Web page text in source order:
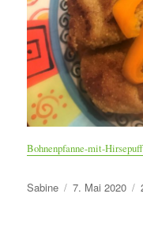
Bohnenpfanne-mit-
Autor
Sabine
Veröffentlicht
7. Mai 2020